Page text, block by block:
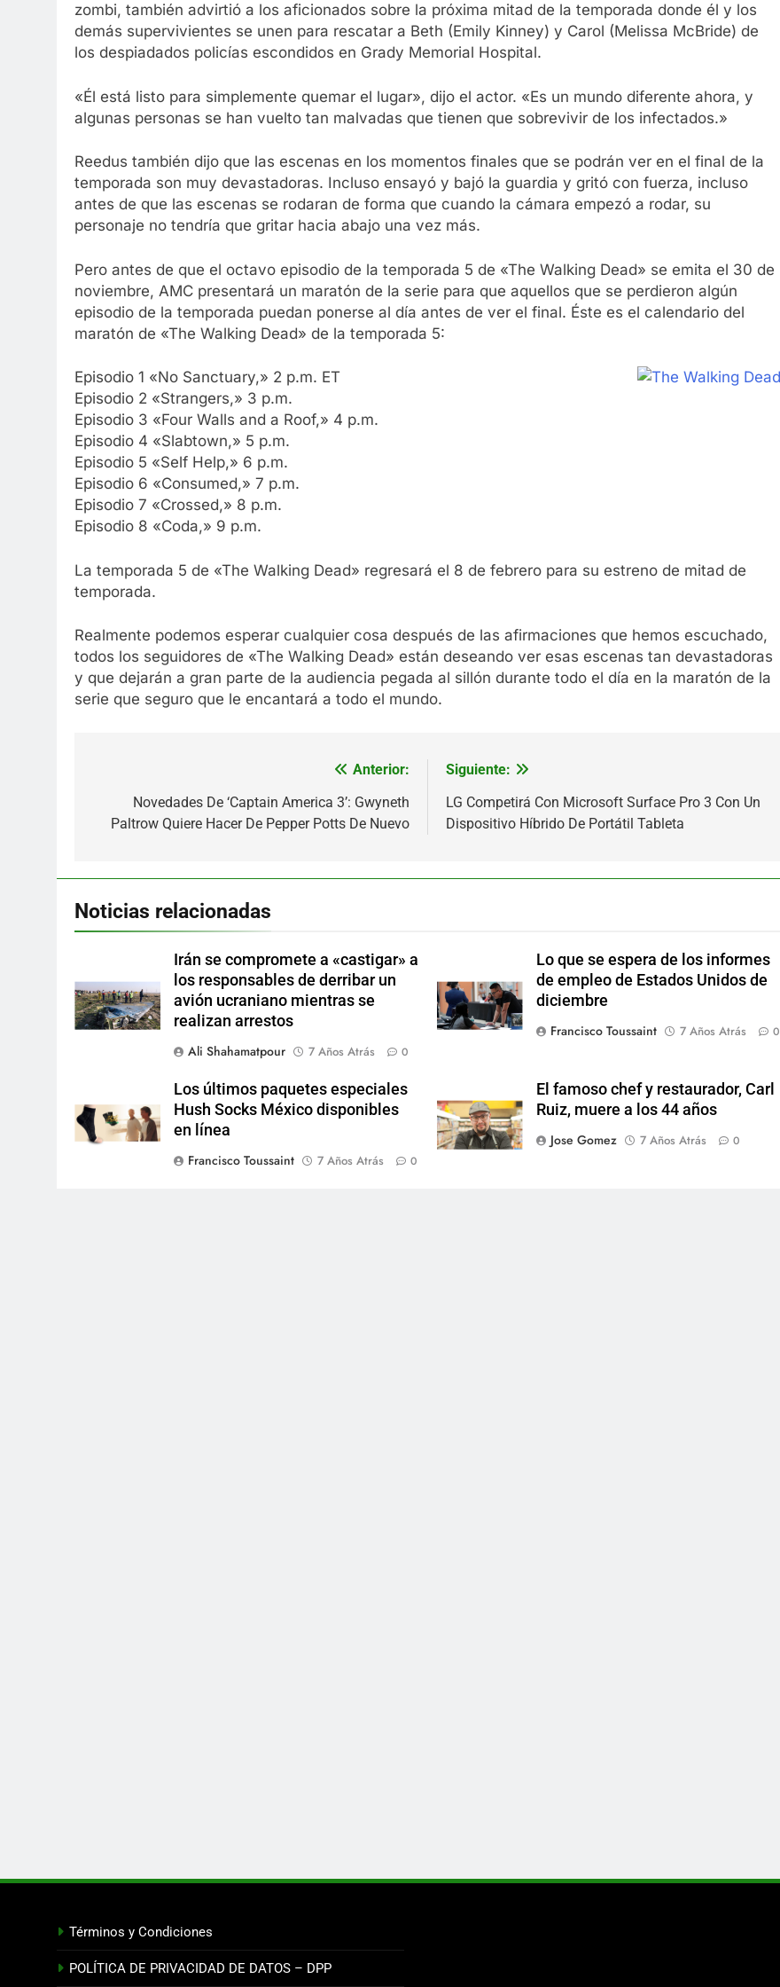
zombi, también advirtió a los aficionados sobre la próxima mitad de la temporada donde él y los
demás supervivientes se unen para rescatar a Beth (Emily Kinney) y Carol (Melissa McBride) de
los despiadados policías escondidos en Grady Memorial Hospital.
«Él está listo para simplemente quemar el lugar», dijo el actor. «Es un mundo diferente ahora, y
algunas personas se han vuelto tan malvadas que tienen que sobrevivir de los infectados.»
Reedus también dijo que las escenas en los momentos finales que se podrán ver en el final de la
temporada son muy devastadoras. Incluso ensayó y bajó la guardia y gritó con fuerza, incluso
antes de que las escenas se rodaran de forma que cuando la cámara empezó a rodar, su
personaje no tendría que gritar hacia abajo una vez más.
Pero antes de que el octavo episodio de la temporada 5 de «The Walking Dead» se emita el 30 de
noviembre, AMC presentará un maratón de la serie para que aquellos que se perdieron algún
episodio de la temporada puedan ponerse al día antes de ver el final. Éste es el calendario del
maratón de «The Walking Dead» de la temporada 5:
Episodio 1 «No Sanctuary,» 2 p.m. ET
Episodio 2 «Strangers,» 3 p.m.
Episodio 3 «Four Walls and a Roof,» 4 p.m.
Episodio 4 «Slabtown,» 5 p.m.
Episodio 5 «Self Help,» 6 p.m.
Episodio 6 «Consumed,» 7 p.m.
Episodio 7 «Crossed,» 8 p.m.
Episodio 8 «Coda,» 9 p.m.
La temporada 5 de «The Walking Dead» regresará el 8 de febrero para su estreno de mitad de
temporada.
Realmente podemos esperar cualquier cosa después de las afirmaciones que hemos escuchado,
todos los seguidores de «The Walking Dead» están deseando ver esas escenas tan devastadoras
y que dejarán a gran parte de la audiencia pegada al sillón durante todo el día en la maratón de la
serie que seguro que le encantará a todo el mundo.
entradas
Anterior:
Novedades De ‘Captain America 3’: Gwyneth
Paltrow Quiere Hacer De Pepper Potts De Nuevo
Siguiente:
LG Competirá Con Microsoft Surface Pro 3 Con Un
Dispositivo Híbrido De Portátil Tableta
Noticias relacionadas
Irán se compromete a «castigar» a
los responsables de derribar un
avión ucraniano mientras se
realizan arrestos
Ali Shahamatpour
7 Años Atrás 0
Lo que se espera de los informes
de empleo de Estados Unidos de
diciembre
Francisco Toussaint
7 Años Atrás 0
Los últimos paquetes especiales
Hush Socks México disponibles
en línea
Francisco Toussaint
7 Años Atrás 0
El famoso chef y restaurador, Carl
Ruiz, muere a los 44 años
Jose Gomez
7 Años Atrás 0
Términos y Condiciones
POLÍTICA DE PRIVACIDAD DE DATOS – DPP